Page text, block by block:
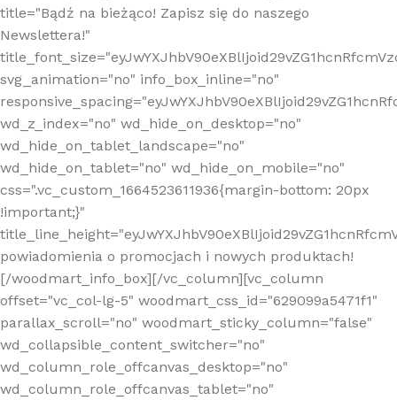
title="Bądź na bieżąco! Zapisz się do naszego
Newslettera!"
svg_animation="no" info_box_inline="no"
wd_z_index="no" wd_hide_on_desktop="no"
wd_hide_on_tablet_landscape="no"
wd_hide_on_tablet="no" wd_hide_on_mobile="no"
css=".vc_custom_1664523611936{margin-bottom: 20px
!important;}"
powiadomienia o promocjach i nowych produktach!
[/woodmart_info_box][/vc_column][vc_column
offset="vc_col-lg-5" woodmart_css_id="629099a5471f1"
parallax_scroll="no" woodmart_sticky_column="false"
wd_collapsible_content_switcher="no"
wd_column_role_offcanvas_desktop="no"
wd_column_role_offcanvas_tablet="no"